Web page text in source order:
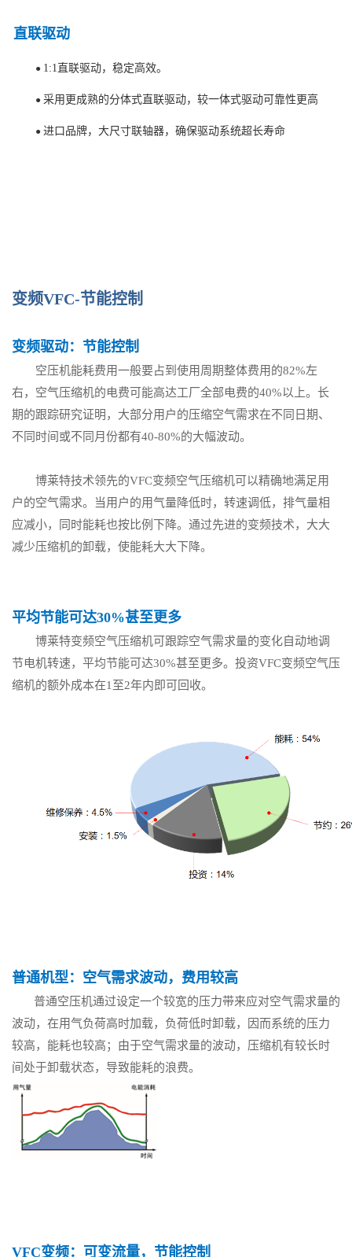
直联驱动
● 1:1直联驱动，稳定高效。
● 采用更成熟的分体式直联驱动，较一体式驱动可靠性更高
● 进口品牌，大尺寸联轴器，确保驱动系统超长寿命
变频VFC-节能控制
变频驱动：节能控制
空压机能耗费用一般要占到使用周期整体费用的82%左
右，空气压缩机的电费可能高达工厂全部电费的40%以上。长
期的跟踪研究证明，大部分用户的压缩空气需求在不同日期、
不同时间或不同月份都有40-80%的大幅波动。
博莱特技术领先的VFC变频空气压缩机可以精确地满足用
户的空气需求。当用户的用气量降低时，转速调低，排气量相
应减小，同时能耗也按比例下降。通过先进的变频技术，大大
减少压缩机的卸载，使能耗大大下降。
平均节能可达30%甚至更多
博莱特变频空气压缩机可跟踪空气需求量的变化自动地调
节电机转速，平均节能可达30%甚至更多。投资VFC变频空气压
缩机的额外成本在1至2年内即可回收。
普通机型：空气需求波动，费用较高
普通空压机通过设定一个较宽的压力带来应对空气需求量的
波动，在用气负荷高时加载，负荷低时卸载，因而系统的压力
较高，能耗也较高；由于空气需求量的波动，压缩机有较长时
间处于卸载状态，导致能耗的浪费。
VFC变频：可变流量，节能控制